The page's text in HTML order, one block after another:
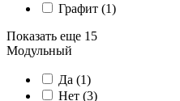
Графит (1)
Показать еще 15
Модульный
Да (1)
Нет (3)